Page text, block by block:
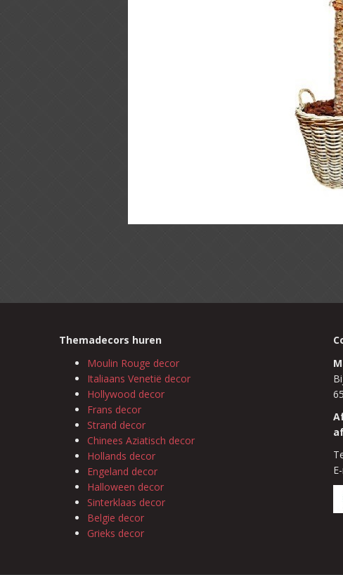
Themadecors huren
Moulin Rouge decor
Italiaans Venetië decor
Hollywood decor
Frans decor
Strand decor
Chinees Aziatisch decor
Hollands decor
Engeland decor
Halloween decor
Sinterklaas decor
Belgie decor
Grieks decor